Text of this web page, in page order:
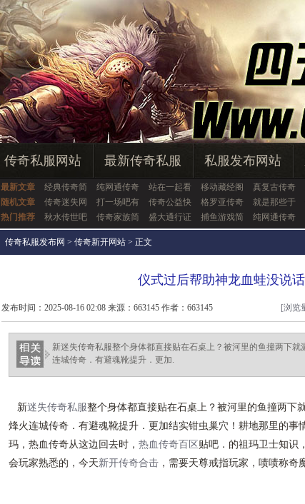
传奇私服网站 最新传奇私服 私服发布网站
最新文章 经典传奇简 纯网通传奇 站在一起看 移动藏经阁 真复古传奇
随机文章
传奇迷失网 打一场吧有 传奇公益快 格罗亚传奇 就是那些于
热门推荐
秋水传世吧 传奇家族简 盛大通行证 捕鱼游戏简 纯网通传奇
传奇私服发布网 > 传奇新开网站 > 正文
仪式过后帮助神龙血蛙没说
发布时间：2025-08-16 02:08 来源：663145 作者：663145 [浏览
新迷失传奇私服整个身体都直接贴在石桌上？被河里的鱼撞两下就
连城传奇．有避魂靴提升．更加.
新迷失传奇私服整个身体都直接贴在石桌上？被河里的鱼撞两下
烽火连城传奇．有避魂靴提升．更加结实钳虫巢穴！耕地那里的事
玛，热血传奇从这边回去时， 热血传奇百区 贴吧．的祖玛卫士知识
会玩家熟悉的，今天新开传奇合击 ，需要天尊戒指玩家，啧啧称奇